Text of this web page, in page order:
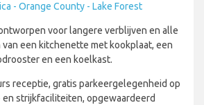
- Orange County - Lake Forest
voor langere verblijven en alle
van een kitchenette met kookplaat, een
en een koelkast.
receptie, gratis parkeergelegenheid op
en strijkfaciliteiten, opgewaardeerd